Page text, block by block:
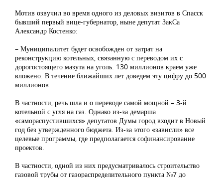
Мотив озвучил во время одного из деловых визитов в Спасск
бывший первый вице-губернатор, ныне депутат ЗакСа
Александр Костенко:
– Муниципалитет будет освобожден от затрат на
реконструкцию котельных, связанную с переводом их с
дорогостоящего мазута на уголь. 130 миллионов краем уже
вложено. В течение ближайших лет доведем эту цифру до 500
миллионов.
В частности, речь шла и о переводе самой мощной – 3-й
котельной с угля на газ. Однако из-за демарша
«самораспустившихся» депутатов Думы город входит в Новый
год без утвержденного бюджета. Из-за этого «зависли» все
целевые программы, где предполагается софинансирование
проектов.
В частности, одной из них предусматривалось строительство
газовой трубы от газораспределительного пункта №7 до